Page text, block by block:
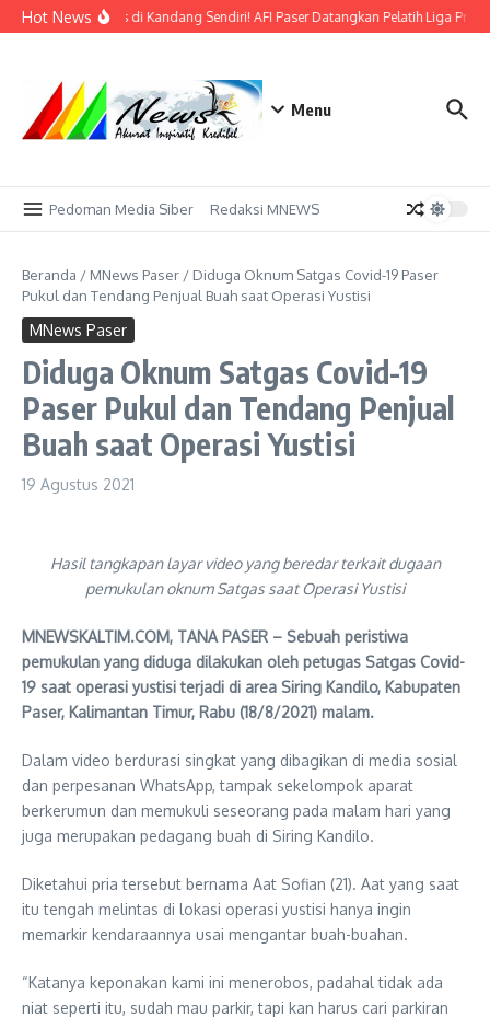
Lewati ke konten
Hot NewsBidik Emas di Kandang Sendiri! AFI Paser Datangkan Pelatih Liga
Menu
Pedoman Media Siber Redaksi MNEWS
Beranda / MNews Paser / Diduga Oknum Satgas Covid-19 Paser
Pukul dan Tendang Penjual Buah saat Operasi Yustisi
MNews Paser
Diduga Oknum Satgas Covid-19
Paser Pukul dan Tendang Penjual
Buah saat Operasi Yustisi
19 Agustus 2021
Hasil tangkapan layar video yang beredar terkait dugaan
pemukulan oknum Satgas saat Operasi Yustisi
MNEWSKALTIM.COM, TANA PASER – Sebuah peristiwa
pemukulan yang diduga dilakukan oleh petugas Satgas Covid-
19 saat operasi yustisi terjadi di area Siring Kandilo, Kabupaten
Paser, Kalimantan Timur, Rabu (18/8/2021) malam.
Dalam video berdurasi singkat yang dibagikan di media sosial
dan perpesanan WhatsApp, tampak sekelompok aparat
berkerumun dan memukuli seseorang pada malam hari yang
juga merupakan pedagang buah di Siring Kandilo.
Diketahui pria tersebut bernama Aat Sofian (21). Aat yang saat
itu tengah melintas di lokasi operasi yustisi hanya ingin
memarkir kendaraannya usai mengantar buah-buahan.
“Katanya keponakan kami ini menerobos, padahal tidak ada
niat seperti itu, sudah mau parkir, tapi kan harus cari parkiran